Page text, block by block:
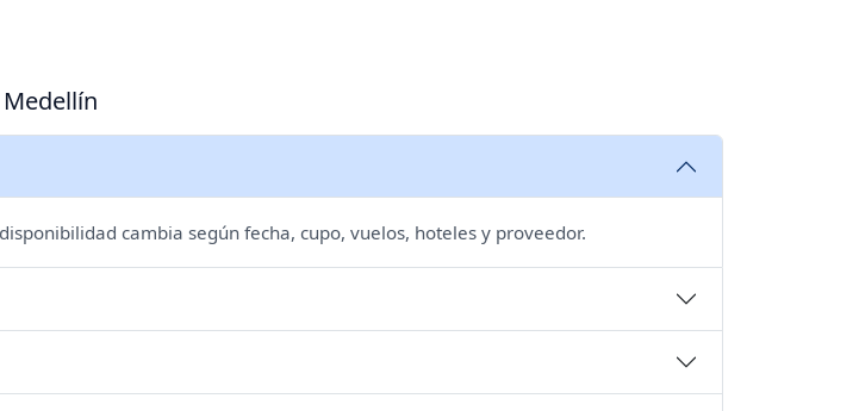
cambia según fecha, cupo, vuelos, hoteles y proveedor.